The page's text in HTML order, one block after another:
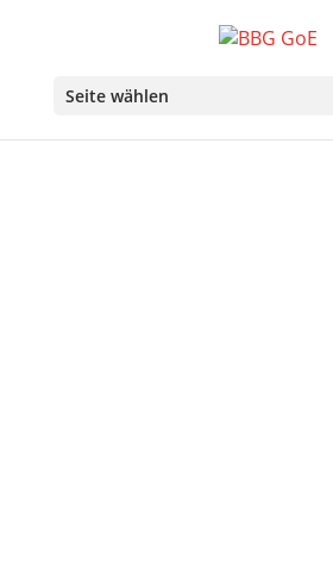
Seite wählen